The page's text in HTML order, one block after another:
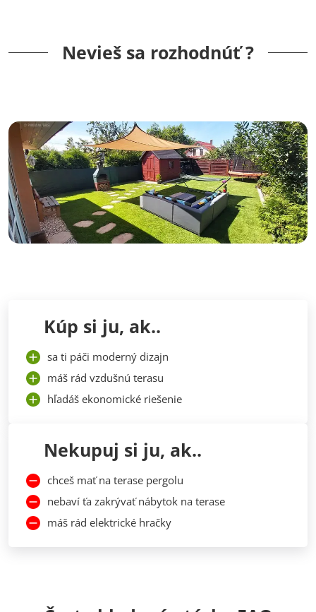
Nevieš sa rozhodnúť ?
Kúp si ju, ak..
sa ti páči moderný dizajn
máš rád vzdušnú terasu
hľadáš ekonomické riešenie
Nekupuj si ju, ak..
chceš mať na terase pergolu
nebaví ťa zakrývať nábytok na terase
máš rád elektrické hračky